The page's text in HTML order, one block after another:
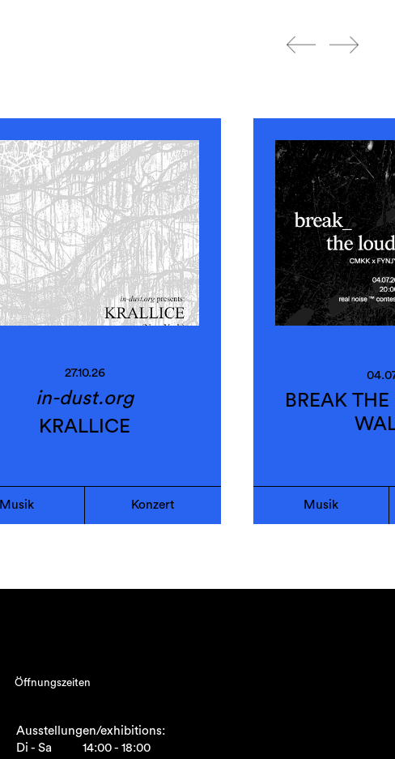
27.10.26
in-dust.org
KRALLICE
Musik Konzert
BREAK
Musik
Öffnungszeiten
Ausstellungen/exhibitions:
Di - Sa
14:00 - 18:00